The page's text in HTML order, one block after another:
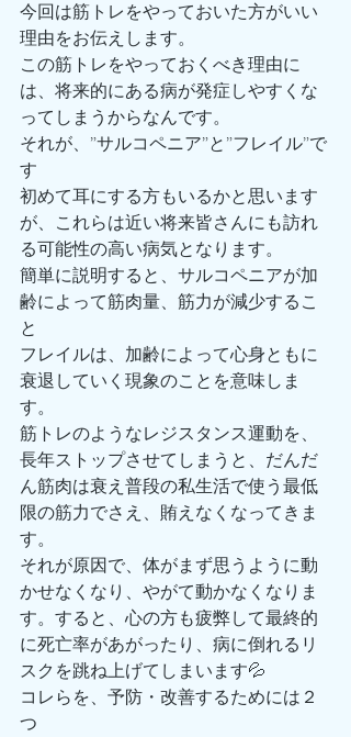
今回は筋トレをやっておいた方がいい
理由をお伝えします。
この筋トレをやっておくべき理由に
は、将来的にある病が発症しやすくな
ってしまうからなんです。
それが、”サルコペニア”と”フレイル”で
す
初めて耳にする方もいるかと思います
が、これらは近い将来皆さんにも訪れ
る可能性の高い病気となります。
簡単に説明すると、サルコペニアが加
齢によって筋肉量、筋力が減少するこ
と
フレイルは、加齢によって心身ともに
衰退していく現象のことを意味しま
す。
筋トレのようなレジスタンス運動を、
長年ストップさせてしまうと、だんだ
ん筋肉は衰え普段の私生活で使う最低
限の筋力でさえ、賄えなくなってきま
す。
それが原因で、体がまず思うように動
かせなくなり、やがて動かなくなりま
す。すると、心の方も疲弊して最終的
に死亡率があがったり、病に倒れるリ
スクを跳ね上げてしまいます💦
コレらを、予防・改善するためには２
つ